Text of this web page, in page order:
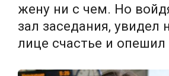
жену ни с чем. Но
зал заседания, увидел
лице счастье и опешил